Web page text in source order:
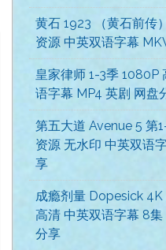
黄石 1923 （黄石前传
资源 中英双语字幕
皇家律师 1-3季 1080P
语字幕 MP4 英剧 网盘
第五大道 Avenue 5 第
资源 无水印 中英双语
享
成瘾剂量 Dopesick 4K
高清 中英双语字幕 8
分享